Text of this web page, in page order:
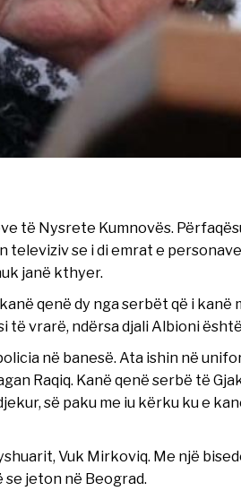
të Nysrete Kumnovës.
se i di emrat e
janë kthyer.
qenë dy nga serbët që i kanë
vrarë, ndërsa djali Albioni
në banesë. Ata ishin në
Raqiq. Kanë qenë serbë të
së paku me iu kërku ku e
Vuk Mirkoviq. Me një
jeton në Beograd.